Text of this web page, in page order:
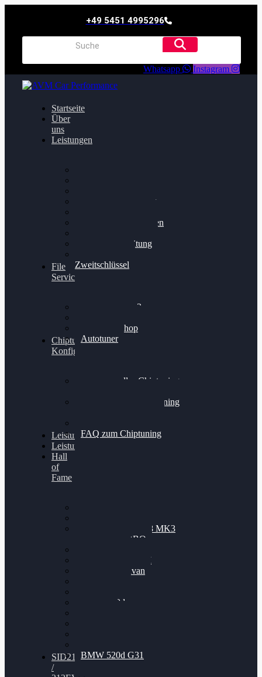
+49 5451 4995296
Whatsapp Instagram
Startseite
Über
uns
Leistungen
Getriebeoptimierung
Bremsscheiben planen
Felgenaufbereitung
Zweitschlüssel
File
Service
Alientech Kess3
Alientech Shop
Autotuner
Chiptuning
Konfigurator
Professionelles Chiptuning
Professionelles Chiptuning
FAQ zum Chiptuning
Leistungsmessung
Leistungsprüfstand
Hall
of
Fame
Nissan GT-R35 3.8 MK3
V6 TWINTURBO
VW Passat 2.0TDI
VW T6 Multivan
BMW 120d
BMW 520d G31
SID212
/